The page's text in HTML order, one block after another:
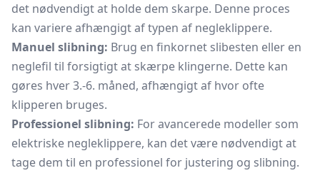
det nødvendigt at holde dem skarpe. Denne proces
kan variere afhængigt af typen af negleklippere.
Manuel slibning: Brug en finkornet slibesten eller en
neglefil til forsigtigt at skærpe klingerne. Dette kan
gøres hver 3.-6. måned, afhængigt af hvor ofte
klipperen bruges.
Professionel slibning: For avancerede modeller som
elektriske negleklippere, kan det være nødvendigt at
tage dem til en professionel for justering og slibning.